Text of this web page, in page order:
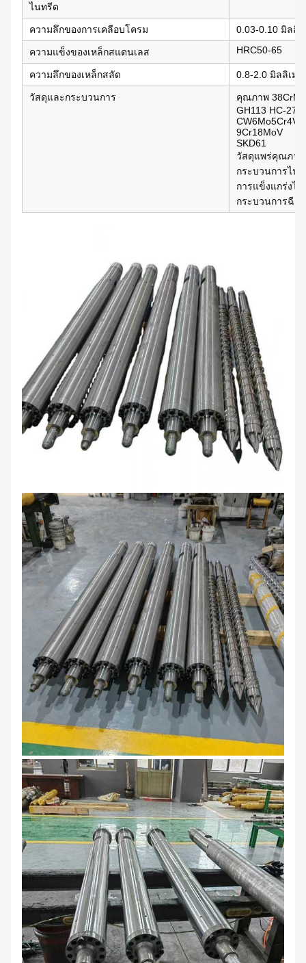
ไนทรีด
ความลึกของการเคลือบโครม 0.03-0.10 มิลลิเ
ความแข็งของเหล็กสแตนเลส HRC50-65
ความลึกของเหล็กสลัด 0.8-2.0 มิลลิเมต
วัสดุและกระบวนการ
คุณภาพ
GH113 HC-276
CW6Mo5Cr4V2
9Cr18MoV
SKD61
วัสดุแพร่คุณภาพ
กระบวนการไน
การแข็งแกร่งไ
กระบวนการฉีด